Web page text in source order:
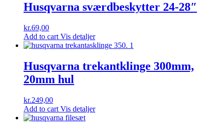
Husqvarna sværdbeskytter 24-28″
kr.69,00
Add to cart Vis detaljer
Husqvarna trekantklinge 300mm,
20mm hul
kr.249,00
Add to cart Vis detaljer